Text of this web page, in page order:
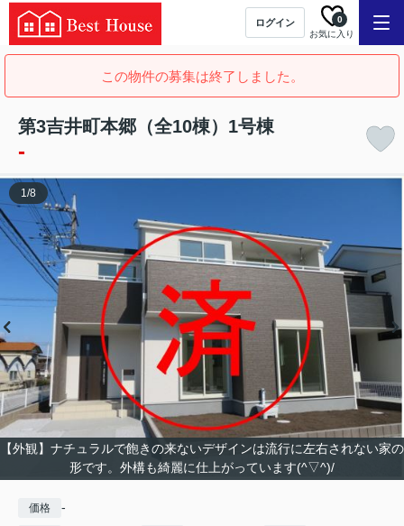
ログイン
お気に入り
0
この物件の募集は終了しました。
第3吉井町本郷（全10棟）1号棟
-
【外観】ナチュラルで飽きの来ないデザインは流行に左右されない家の
形です。外構も綺麗に仕上がっています(^▽^)/
1/8
価格 -